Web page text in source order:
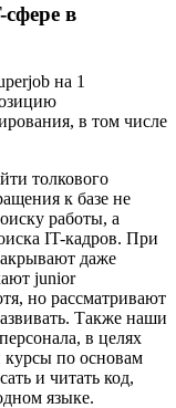
в
на 1
в том числе
толкового
к базе не
работы, а
IT-кадров. При
даже
junior
но рассматривают
Также наши
в целях
по основам
и читать код,
языке.